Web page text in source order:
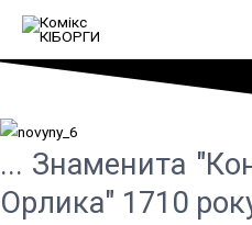
... Знаменита
Орлика" 1710